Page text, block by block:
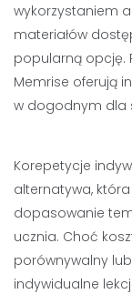
wykorzystaniem
materiałów
popularną opcję.
Memrise oferują
w dogodnym dla
Korepetycje
alternatywa,
dopasowanie
ucznia. Choć
porównywalny
indywidualne